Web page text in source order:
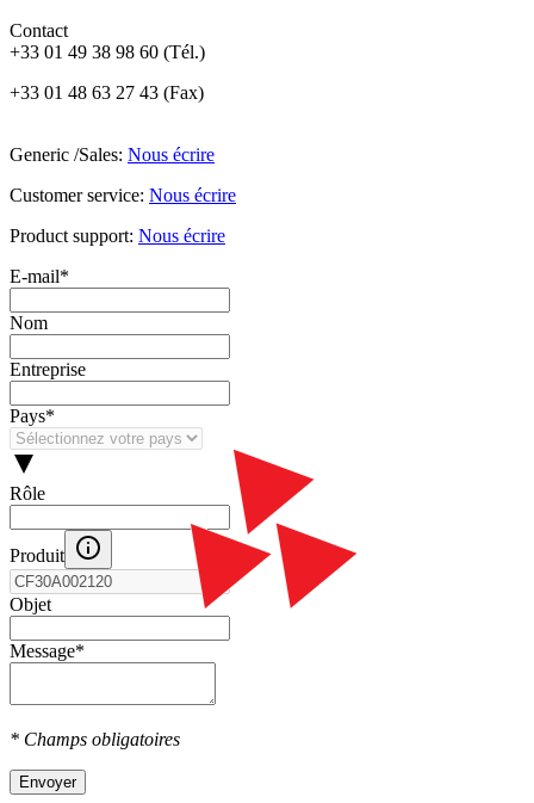
Contact
+33 01 49 38 98 60 (Tél.)
+33 01 48 63 27 43 (Fax)
Generic /Sales: Nous écrire
Customer service: Nous écrire
Product support: Nous écrire
E‑mail*
Nom
Entreprise
Pays*
Rôle
Produit
Objet
Message*
* Champs obligatoires
Envoyer